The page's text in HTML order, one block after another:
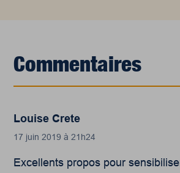
Commentaires
Louise Crete
17 juin 2019 à 21h24
Excellents propos pour